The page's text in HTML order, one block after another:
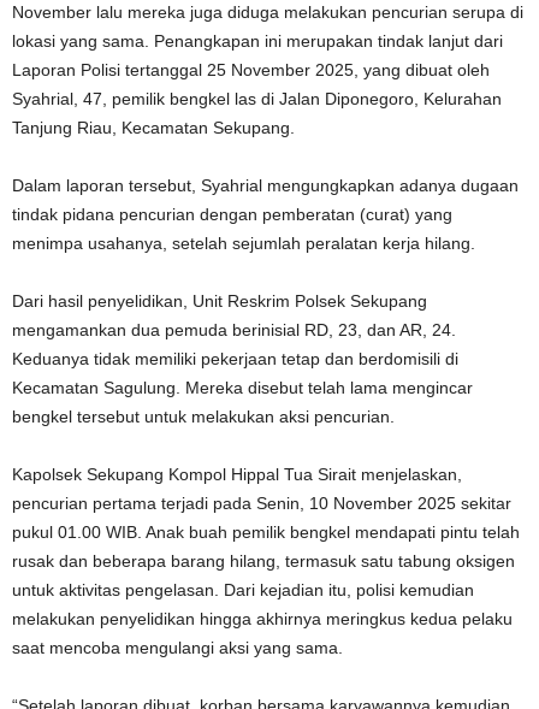
November lalu mereka juga diduga melakukan pencurian serupa di
lokasi yang sama. Penangkapan ini merupakan tindak lanjut dari
Laporan Polisi tertanggal 25 November 2025, yang dibuat oleh
Syahrial, 47, pemilik bengkel las di Jalan Diponegoro, Kelurahan
Tanjung Riau, Kecamatan Sekupang.
Dalam laporan tersebut, Syahrial mengungkapkan adanya dugaan
tindak pidana pencurian dengan pemberatan (curat) yang
menimpa usahanya, setelah sejumlah peralatan kerja hilang.
Dari hasil penyelidikan, Unit Reskrim Polsek Sekupang
mengamankan dua pemuda berinisial RD, 23, dan AR, 24.
Keduanya tidak memiliki pekerjaan tetap dan berdomisili di
Kecamatan Sagulung. Mereka disebut telah lama mengincar
bengkel tersebut untuk melakukan aksi pencurian.
Kapolsek Sekupang Kompol Hippal Tua Sirait menjelaskan,
pencurian pertama terjadi pada Senin, 10 November 2025 sekitar
pukul 01.00 WIB. Anak buah pemilik bengkel mendapati pintu telah
rusak dan beberapa barang hilang, termasuk satu tabung oksigen
untuk aktivitas pengelasan. Dari kejadian itu, polisi kemudian
melakukan penyelidikan hingga akhirnya meringkus kedua pelaku
saat mencoba mengulangi aksi yang sama.